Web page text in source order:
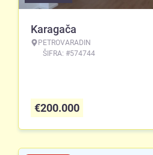
Karagača
PETROVARADIN
ŠIFRA: #574744
€200.000